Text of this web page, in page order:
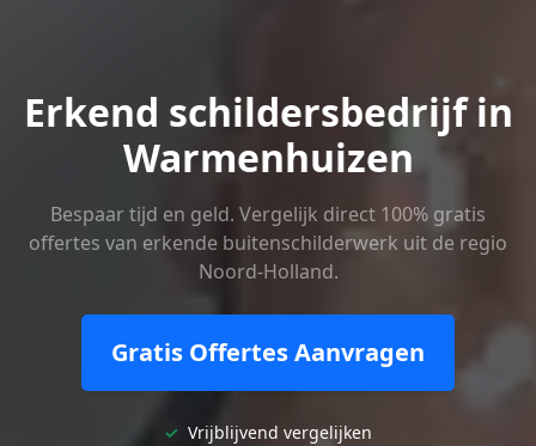
Erkend schildersbedrijf in
Warmenhuizen
Bespaar tijd en geld. Vergelijk direct 100% gratis
offertes van erkende buitenschilderwerk uit de regio
Noord-Holland.
Gratis Offertes Aanvragen
✓ Vrijblijvend vergelijken